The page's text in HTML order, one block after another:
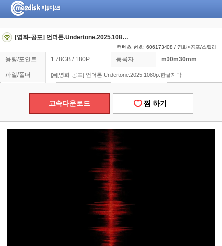
[영화-공포] 언더톤.Undertone.2025.1080p.한글자막
컨텐츠 번호: 606173408 / 영화>공포/스릴러
용량/포인트 1.78GB / 180P 등록자 m00m30mm
파일/폴더 [영화-공포] 언더톤.Undertone.2025.1080p.한글자막
고속다운로드 찜 하기